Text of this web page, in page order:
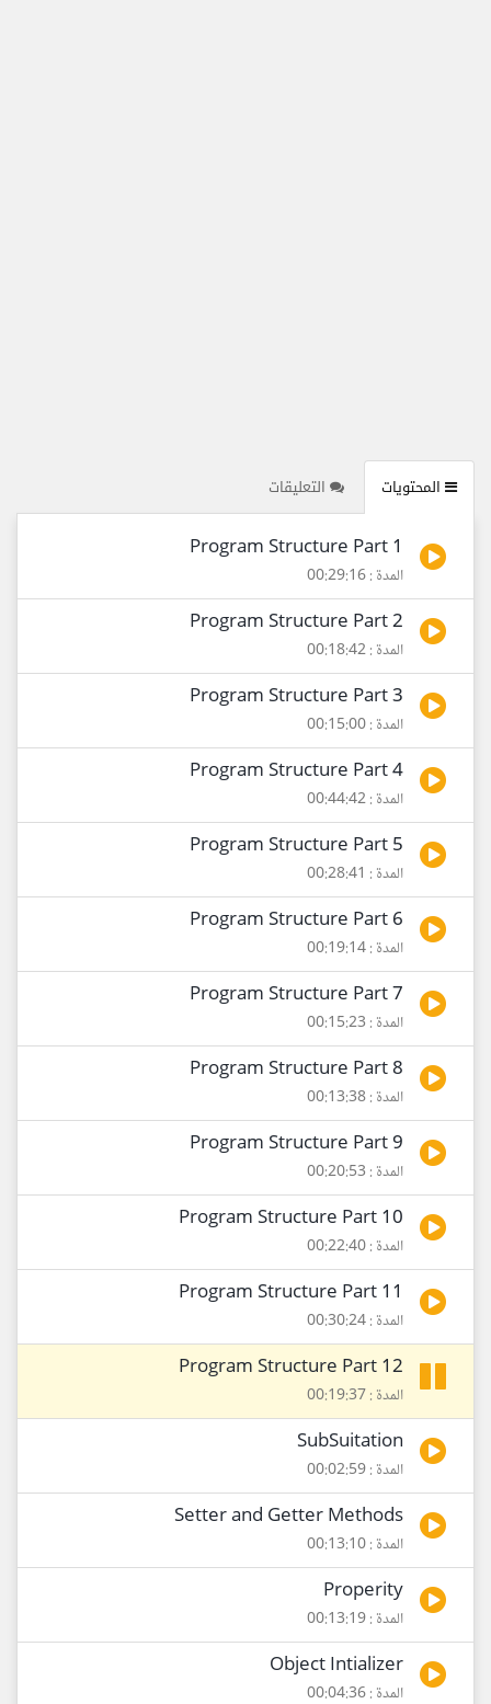
المحتويات التعليقات
Program Structure Part 1
المدة : 00:29:16
Program Structure Part 2
المدة : 00:18:42
Program Structure Part 3
المدة : 00:15:00
Program Structure Part 4
المدة : 00:44:42
Program Structure Part 5
المدة : 00:28:41
Program Structure Part 6
المدة : 00:19:14
Program Structure Part 7
المدة : 00:15:23
Program Structure Part 8
المدة : 00:13:38
Program Structure Part 9
المدة : 00:20:53
Program Structure Part 10
المدة : 00:22:40
Program Structure Part 11
المدة : 00:30:24
Program Structure Part 12
المدة : 00:19:37
SubSuitation
المدة : 00:02:59
Setter and Getter Methods
المدة : 00:13:10
Properity
المدة : 00:13:19
Object Intializer
المدة : 00:04:36